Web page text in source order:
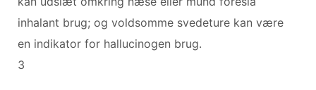
inhalant brug; og voldsomme svedeture kan være
en indikator for hallucinogen brug.
3